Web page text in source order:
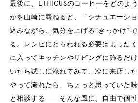
最後に、ETHICUSのコーヒーをどのよ
かを山崎に尋ねると、「シチュエーシ
込みながら、気分を上げる“きっかけ”
る。レシピにとらわれる必要はまった
に入ってキッチンやリビングに飾るだ
いたら試しに淹れてみて、次に来店し
やって淹れたら、ちょっと思っていた味
と相談する――そんな風に、自由で個性